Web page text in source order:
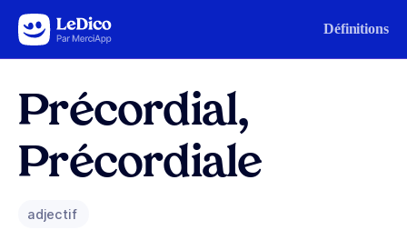
Aller au contenu Définitions
Précordial,
Précordiale
adjectif